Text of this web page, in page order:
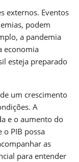
externos. Eventos
podem
a pandemia
economia
esteja preparado
um crescimento
A
e o aumento do
PIB possa
as
para entender